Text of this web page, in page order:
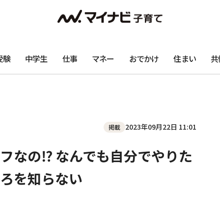
験 中学生 仕事 マネー おでかけ 住まい
掲載 2023年09月22日 11:01
なの⁉︎ なんでも自分でやりた
を知らない